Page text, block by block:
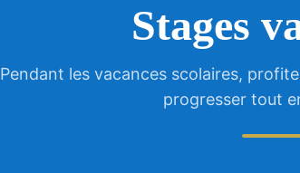
Stages
Pendant les vacances scolaires,
progresser tout